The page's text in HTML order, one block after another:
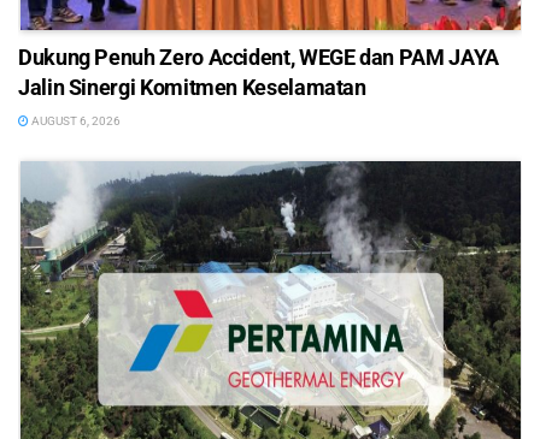
Dukung Penuh Zero Accident, WEGE dan PAM JAYA
Jalin Sinergi Komitmen Keselamatan
AUGUST 6, 2026